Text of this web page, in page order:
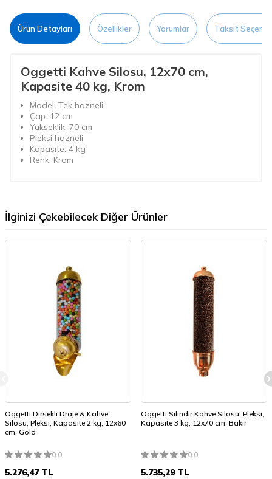
Ürün Detayları Özellikler Yorumlar Taksit
Oggetti Kahve Silosu, 12x70 cm,
Kapasite 40 kg, Krom
Model: Tek hazneli
Çap: 12 cm
Yükseklik: 70 cm
Pleksi hazneli
Kapasite: 4 kg
Renk: Krom
İlginizi Çekebilecek Diğer Ürünler
Oggetti Dirsekli Draje & Kahve
Silosu, Pleksi, Kapasite 2 kg, 12x60
cm, Gold
0.0
5.276,47TL
Oggetti Silindir Kahve Silosu, Pleksi,
Kapasite 3 kg, 12x70 cm, Bakır
0.0
5.735,29TL